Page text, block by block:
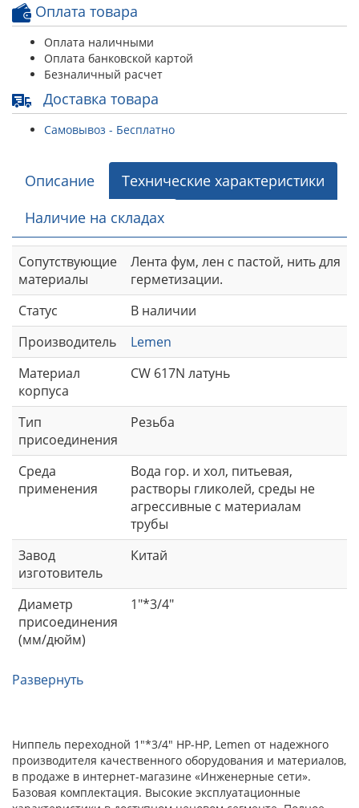
Оплата товара
Оплата наличными
Оплата банковской картой
Безналичный расчет
Доставка товара
Самовывоз - Бесплатно
Описание
Технические характеристики
Наличие на складах
Сопутствующие
материалы
Лента фум, лен с пастой, нить для
герметизации.
Статус
В наличии
Производитель
Lemen
Материал
корпуса
CW 617N латунь
Тип
присоединения
Резьба
Среда
применения
Вода гор. и хол, питьевая,
растворы гликолей, среды не
агрессивные с материалам
трубы
Завод
изготовитель
Китай
Диаметр
присоединения
(мм/дюйм)
1"*3/4"
Развернуть
Ниппель переходной 1"*3/4" НР-НР, Lemen от надежного
производителя качественного оборудования и материалов,
в продаже в интернет-магазине «Инженерные сети».
Базовая комплектация. Высокие эксплуатационные